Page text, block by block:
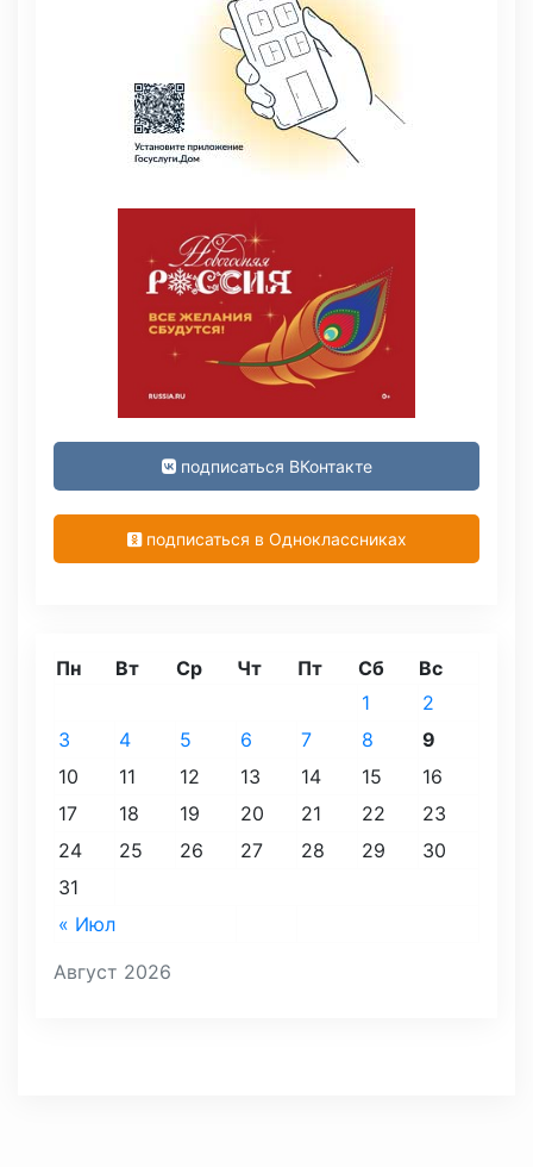
подписаться ВКонтакте
подписаться в Одноклассниках
Август 2026
Пн Вт Ср Чт Пт Сб Вс
« Июл
1
2
3
4 5 6 7 8
9
10
11 12 13 14 15
16
17
18 19 20 21 22
23
24
25 26 27 28 29
30
31